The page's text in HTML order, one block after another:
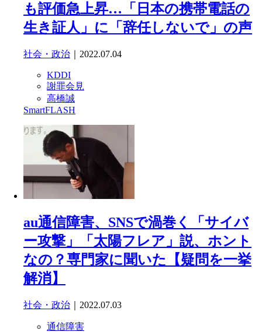
も評価急上昇…「日本の携帯電話の
生き証人」に「辞任しないで」の声
社会・政治 ｜2022.07.04
KDDI
謝罪会見
高橋誠
SmartFLASH
au通信障害、SNSで渦巻く「サイバ
ー攻撃」「太陽フレア」説、ホント
なの？専門家に聞いた【疑問を一挙
解消】
社会・政治 ｜2022.07.03
通信障害